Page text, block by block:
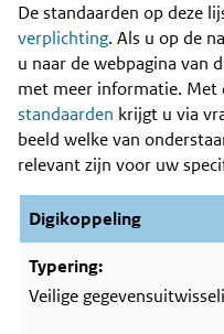
Content
De standaarden op deze
verplichting. Als u op de
u naar de webpagina van
met meer informatie. Met
standaarden krijgt u via
beeld welke van
relevant zijn voor uw
Digikoppeling
Veilige